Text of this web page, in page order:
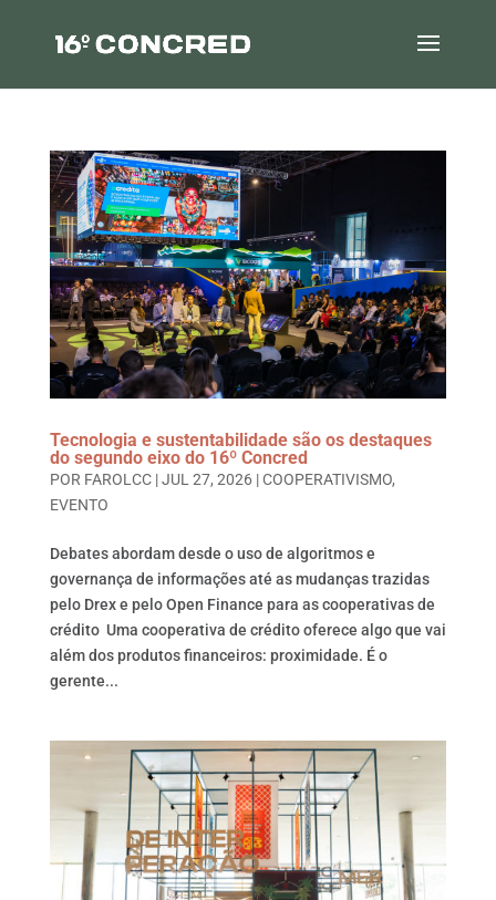
Tecnologia e sustentabilidade são os destaques
do segundo eixo do 16º Concred
POR FAROLCC|JUL 27, 2026|COOPERATIVISMO,
EVENTO
Debates abordam desde o uso de algoritmos e
governança de informações até as mudanças trazidas
pelo Drex e pelo Open Finance para as cooperativas de
crédito Uma cooperativa de crédito oferece algo que vai
além dos produtos financeiros: proximidade. É o
gerente...